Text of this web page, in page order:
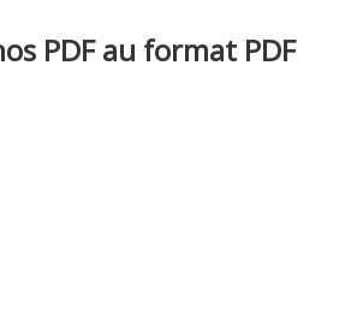
PDF au format PDF